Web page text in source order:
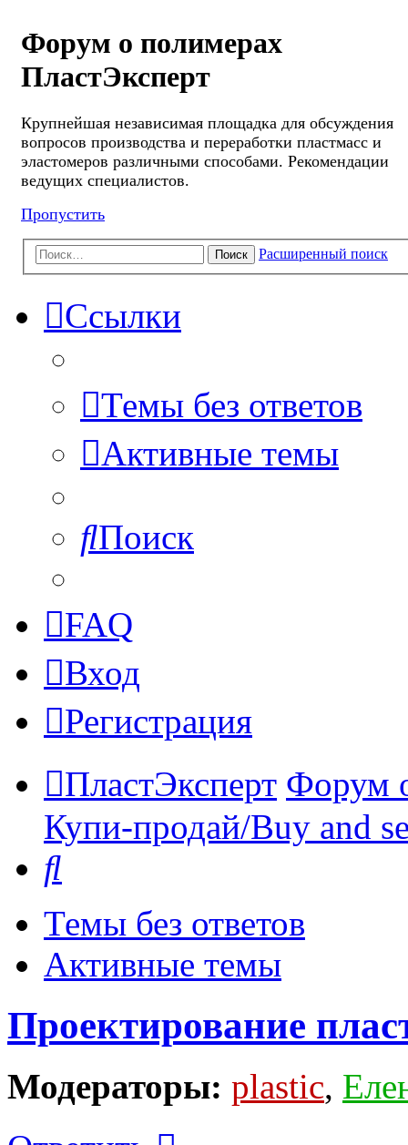
Форум о полимерах
ПластЭксперт
Крупнейшая независимая площадка для обсуждения
вопросов производства и переработки пластмасс и
эластомеров различными способами. Рекомендации
ведущих специалистов.
Пропустить
Поиск Расширенный поиск
Ссылки
Темы без ответов
Активные темы
Поиск
FAQ
Вход
Регистрация
ПластЭксперт Форум
Купи-продай/Buy and
Темы без ответов
Активные темы
Проектирование
Модераторы: plastic,